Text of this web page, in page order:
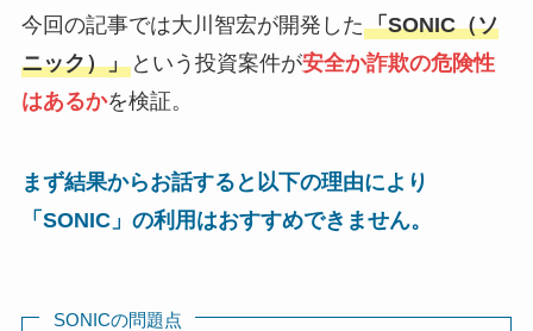
今回の記事では大川智宏が開発した「SONIC（ソ
ニック）」という投資案件が安全か詐欺の危険性
はあるかを検証。
まず結果からお話すると以下の理由により
「SONIC」の利用はおすすめできません。
SONICの問題点